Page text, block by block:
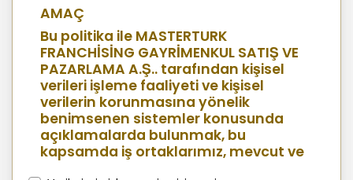
AMAÇ
Bu politika ile MASTERTURK
FRANCHİSİNG GAYRİMENKUL SATIŞ VE
PAZARLAMA A.Ş.. tarafından kişisel
verileri işleme faaliyeti ve kişisel
verilerin korunmasına yönelik
benimsenen sistemler konusunda
açıklamalarda bulunmak, bu
kapsamda iş ortaklarımız, mevcut ve